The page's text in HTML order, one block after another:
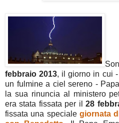
febbraio 2013, il giorno in cui
un fulmine a ciel sereno -
la sua rinuncia al ministero
era stata fissata per il28
fissata una specialegiornata